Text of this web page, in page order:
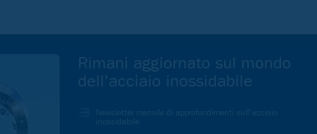
Rimani aggiornato sul mondo
dell'acciaio inossidabile
Newsletter mensile di approfondimenti sull'acciaio
inossidabile